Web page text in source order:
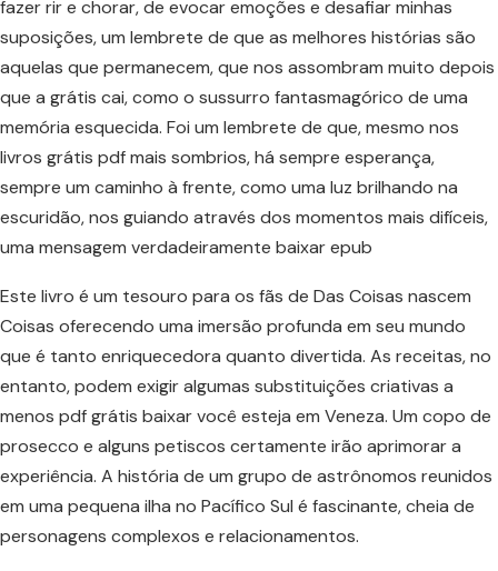
fazer rir e chorar, de evocar emoções e desafiar minhas
suposições, um lembrete de que as melhores histórias são
aquelas que permanecem, que nos assombram muito depois
que a grátis cai, como o sussurro fantasmagórico de uma
memória esquecida. Foi um lembrete de que, mesmo nos
livros grátis pdf mais sombrios, há sempre esperança,
sempre um caminho à frente, como uma luz brilhando na
escuridão, nos guiando através dos momentos mais difíceis,
uma mensagem verdadeiramente baixar epub
Este livro é um tesouro para os fãs de Das Coisas nascem
Coisas oferecendo uma imersão profunda em seu mundo
que é tanto enriquecedora quanto divertida. As receitas, no
entanto, podem exigir algumas substituições criativas a
menos pdf grátis baixar você esteja em Veneza. Um copo de
prosecco e alguns petiscos certamente irão aprimorar a
experiência. A história de um grupo de astrônomos reunidos
em uma pequena ilha no Pacífico Sul é fascinante, cheia de
personagens complexos e relacionamentos.